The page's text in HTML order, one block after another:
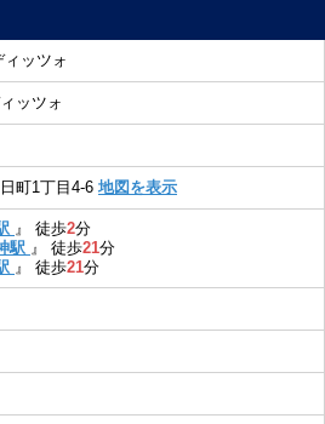
ッツォ
ッツォ
町1丁目4-6 地図を表示
』 徒歩2分
駅 』 徒歩21分
』 徒歩21分